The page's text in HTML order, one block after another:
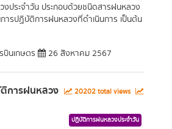
งประจำวัน ประกอบด้วยชนิดสารฝนหลวง
ารปฏิบัติการฝนหลวงที่ดำเนินการ เป็นต้น
บินเกษตร 26 สิงหาคม 2567
การฝนหลวง
20202 total views
ปฏิบัติการฝนหลวงประจำวัน